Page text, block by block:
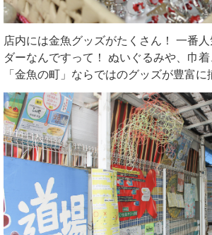
店内には金魚グッズがたくさん！ 一番
ダーなんですって！ ぬいぐるみや、巾着
「金魚の町」ならではのグッズが豊富に